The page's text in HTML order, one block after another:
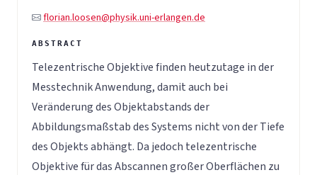
florian.loosen@physik.uni-erlangen.de
Telezentrische Objektive finden heutzutage in der
Messtechnik Anwendung, damit auch bei
Veränderung des Objektabstands der
Abbildungsmaßstab des Systems nicht von der Tiefe
des Objekts abhängt. Da jedoch telezentrische
Objektive für das Abscannen großer Oberflächen zu